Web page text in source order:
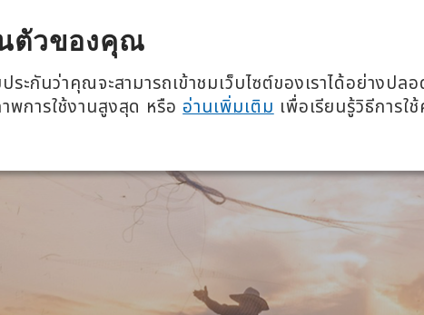
นตัวของคุณ
ะกันว่าคุณจะสามารถเข้าชมเว็บไซต์ของเราได้อย่างปล
พการใช้งานสูงสุด หรืออ่านเพิ่มเติมเพื่อเรียนรู้วิธีการใ
司
เกี่ยวกับเรา